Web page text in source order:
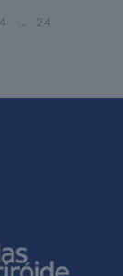
4 ... 24